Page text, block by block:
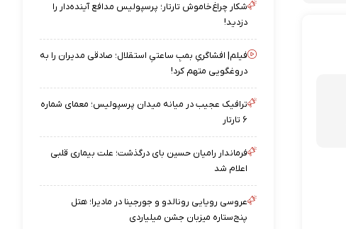
شکار چراغ‌خاموش تارتار؛ پرسپولیس مدافع آینده‌دار را
دزدید!
فیلم| افشاگریِ بمبِ ساعتیِ استقلال؛ صادقی مدیران را به
دروغگویی متهم کرد!
ترافیک عجیب در میانه میدان پرسپولیس؛ معمای شماره
۶ تارتار
فرماندار رامیان حسین بای درگذشت؛ علت بیماری قلبی
اعلام شد
عروسی رویایی رونالدو و جورجینا در مادیرا؛ هتل
پنج‌ستاره میزبان جشن میلیاردی